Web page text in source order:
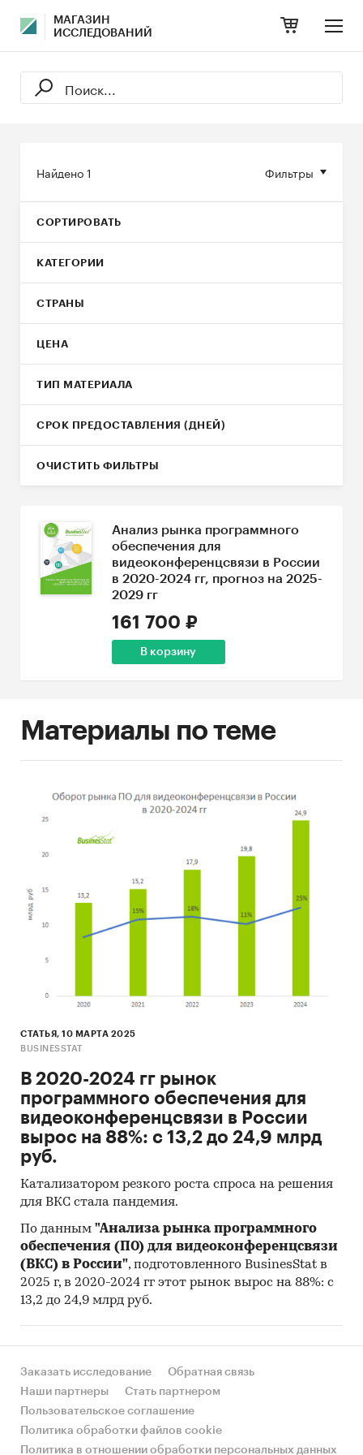
МАГАЗИН
ИССЛЕДОВАНИЙ
Фильтры
Найдено1
СОРТИРОВАТЬ
КАТЕГОРИИ
СТРАНЫ
ЦЕНА
ТИП МАТЕРИАЛА
СРОК ПРЕДОСТАВЛЕНИЯ (ДНЕЙ)
ОЧИСТИТЬ ФИЛЬТРЫ
Анализ рынка программного
обеспечения для
видеоконференцсвязи в России
в 2020-2024 гг, прогноз на 2025-
2029 гг
161 700 ₽
В корзину
Материалы по теме
СТАТЬЯ, 10 МАРТА 2025
BUSINESSTAT
В 2020-2024 гг рынок
программного обеспечения для
видеоконференцсвязи в России
вырос на 88%: с 13,2 до 24,9 млрд
руб.
Катализатором резкого роста спроса на решения
для ВКС стала пандемия.
По данным "Анализа рынка программного
обеспечения (ПО) для видеоконференцсвязи
(ВКС) в России", подготовленного BusinesStat в
2025 г, в 2020-2024 гг этот рынок вырос на 88%: с
13,2 до 24,9 млрд руб.
Заказать исследование
Обратная связь
Наши партнеры
Стать партнером
Пользовательское соглашение
Политика обработки файлов cookie
Политика в отношении обработки персональных данных